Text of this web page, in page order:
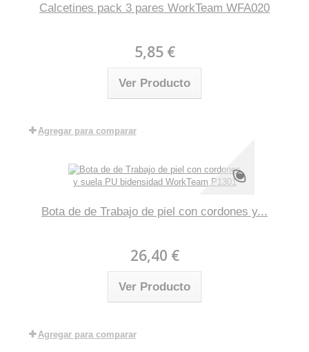
Calcetines pack 3 pares WorkTeam WFA020
5,85 €
Ver Producto
Agregar para comparar
Bota de de Trabajo de piel con cordones y...
26,40 €
Ver Producto
Agregar para comparar